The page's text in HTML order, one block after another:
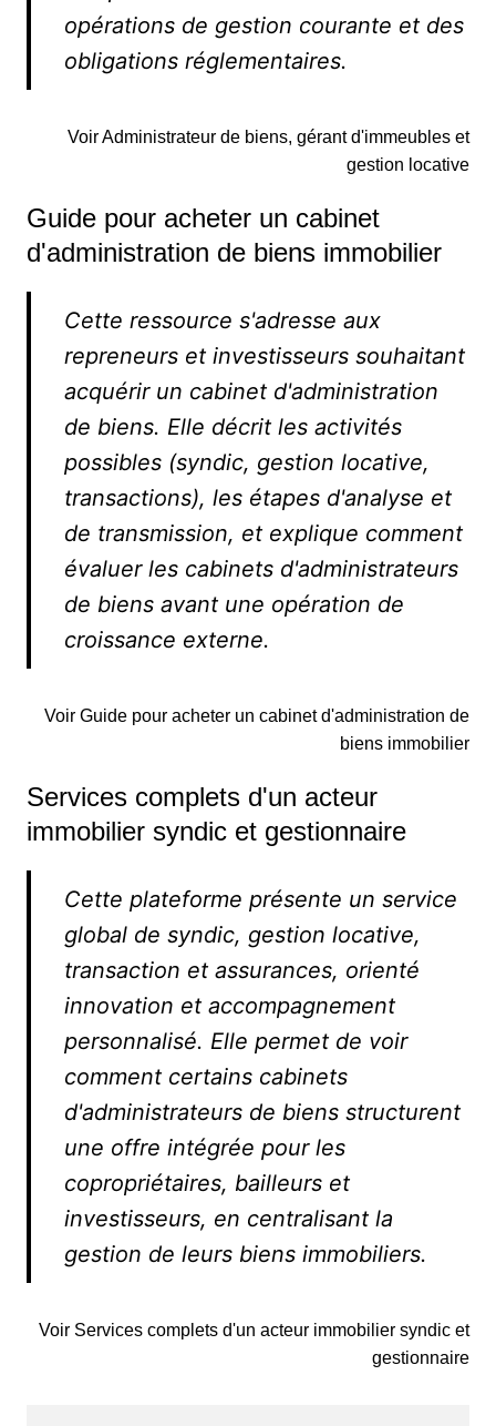
opérations de gestion courante et des
obligations réglementaires.
Voir Administrateur de biens, gérant d'immeubles et
gestion locative
Guide pour acheter un cabinet
d'administration de biens immobilier
Cette ressource s'adresse aux
repreneurs et investisseurs souhaitant
acquérir un cabinet d'administration
de biens. Elle décrit les activités
possibles (syndic, gestion locative,
transactions), les étapes d'analyse et
de transmission, et explique comment
évaluer les cabinets d'administrateurs
de biens avant une opération de
croissance externe.
Voir Guide pour acheter un cabinet d'administration de
biens immobilier
Services complets d'un acteur
immobilier syndic et gestionnaire
Cette plateforme présente un service
global de syndic, gestion locative,
transaction et assurances, orienté
innovation et accompagnement
personnalisé. Elle permet de voir
comment certains cabinets
d'administrateurs de biens structurent
une offre intégrée pour les
copropriétaires, bailleurs et
investisseurs, en centralisant la
gestion de leurs biens immobiliers.
Voir Services complets d'un acteur immobilier syndic et
gestionnaire